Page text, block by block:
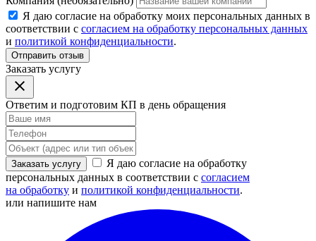
Я даю согласие на обработку моих персональных данных в
соответствии с согласием на обработку персональных данных
и политикой конфиденциальности.
Отправить отзыв
Заказать услугу
Ответим и подготовим КП в день обращения
Заказать услугу
Я даю согласие на обработку
персональных данных в соответствии с согласием
на обработку и политикой конфиденциальности.
или напишите нам